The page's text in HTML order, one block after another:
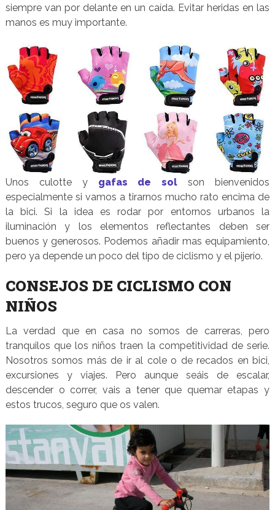
siempre van por delante en un caída. Evitar heridas en las
manos es muy importante.
Unos culotte y gafas de sol son bienvenidos
especialmente si vamos a tirarnos mucho rato encima de
la bici. Si la idea es rodar por entornos urbanos la
iluminación y los elementos reflectantes deben ser
buenos y generosos. Podemos añadir mas equipamiento,
pero ya depende un poco del tipo de ciclismo y el pijerío.
CONSEJOS DE CICLISMO CON
NIÑOS
La verdad que en casa no somos de carreras, pero
tranquilos que los niños traen la competitividad de serie.
Nosotros somos más de ir al cole o de recados en bici,
excursiones y viajes. Pero aunque seáis de escalar,
descender o correr, vais a tener que quemar etapas y
estos trucos, seguro que os valen.